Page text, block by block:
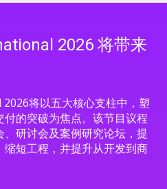
2026 将带来
将以五大核心支柱中，塑
的突破为焦点。该节目议程
研讨会及案例研究论坛，提
短工程，并提升从开发到商